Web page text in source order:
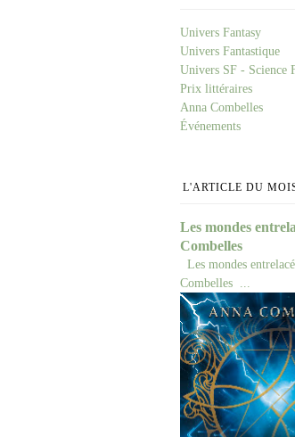
Univers Fantasy
Univers Fantastique
Univers SF - Science
Prix littéraires
Anna Combelles
Événements
L'ARTICLE DU
Les mondes
Combelles
Les mondes
Combelles ...